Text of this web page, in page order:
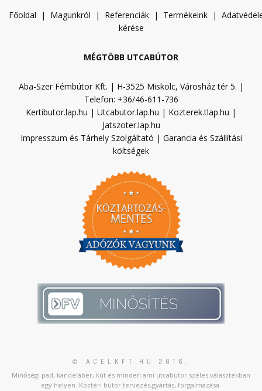
Főoldal | Magunkról | Referenciák | Termékeink | A
kérése
MÉGTÖBB UTCABÚTOR
Aba-Szer Fémbútor Kft. | H-3525 Miskolc, Városház tér 5. |
Telefon: +36/46-611-736
Kertibutor.lap.hu | Utcabutor.lap.hu | Kozterek.tlap.hu |
Jatszoter.lap.hu
Impresszum és Tárhely Szolgáltató | Garancia és Szállítási
költségek
© ACELKFT.HU 2016 .
Minőségi pad, kandeláber, kút és minden ami utcabútor széles választékban
egy helyen. Köztéri bútor tervezés,gyártás, forgalmazása.